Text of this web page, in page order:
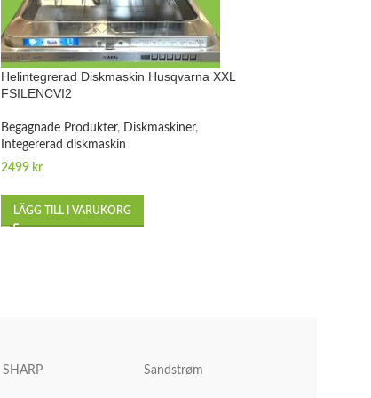
Helintegrerad Diskmaskin Husqvarna XXL
FSILENCVI2
Begagnade Produkter, Diskmaskiner,
Integererad diskmaskin
2499 kr
LÄGG TILL I VARUKORG
SHARP Sandstrøm